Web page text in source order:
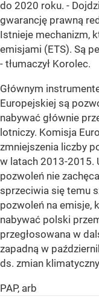
do 2020 roku. -
gwarancję prawną
Istnieje mechanizm,
emisjami (ETS). Są
- tłumaczył Korolec.
Głównym
Europejskiej są
nabywać głównie
lotniczy. Komisja
zmniejszenia liczby
w latach 2013-2015.
pozwoleń nie
sprzeciwia się temu
pozwoleń na emisje,
nabywać polski
przegłosowana w
zapadną w
ds. zmian
PAP, arb